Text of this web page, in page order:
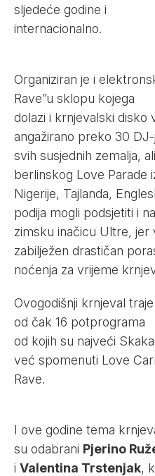
sljedeće godine i
internacionalno.
Organiziran je i
Rave”u sklopu kojega
dolazi i krnjevalski disko
angažirano preko 30
svih susjednih zemalja,
berlinskog Love Parade
Nigerije, Tajlanda,
podija mogli podsjetiti i na
zimsku inačicu Ultre, jer
zabilježen drastičan
noćenja za vrijeme
Ovogodišnji krnjeval
od čak 16 potprograma
od kojih su najveći
već spomenuti Love
Rave.
I ove godine tema
su odabrani Pjerino
i Valentina Trstenjak,